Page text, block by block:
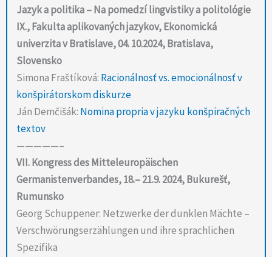
Jazyk a politika – Na pomedzí lingvistiky a politológie
IX., Fakulta aplikovaných jazykov, Ekonomická
univerzita v Bratislave, 04. 10.2024, Bratislava,
Slovensko
Simona Fraštíková: Racionálnosť vs. emocionálnosť v
konšpirátorskom diskurze
Ján Demčišák: Nomina propria v jazyku konšpiračných
textov
—————–
VII. Kongress des Mitteleuropäischen
Germanistenverbandes, 18.– 21.9. 2024, Bukurešť,
Rumunsko
Georg Schuppener: Netzwerke der dunklen Mächte –
Verschwörungserzählungen und ihre sprachlichen
Spezifika